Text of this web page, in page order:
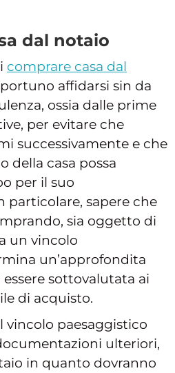
dal notaio
comprare casa dal
affidarsi sin da
ossia dalle prime
per evitare che
successivamente e che
della casa possa
per il suo
particolare, sapere che
sia oggetto di
un vincolo
un’approfondita
sottovalutata ai
di acquisto.
vincolo paesaggistico
ulteriori,
in quanto dovranno